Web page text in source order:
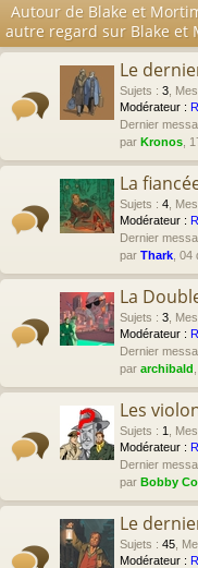
Autour de Blake et
autre regard sur Blake et
Le
Sujets : 3
Modérateur :
Dernier
par Kronos ,
La
Sujets : 4
Modérateur :
Dernier
par Thark ,
La
Sujets : 3
Modérateur :
Dernier
par archibald
Les
Sujets : 1
Modérateur :
Dernier
par Bobby
Le
Sujets : 45
Modérateur :